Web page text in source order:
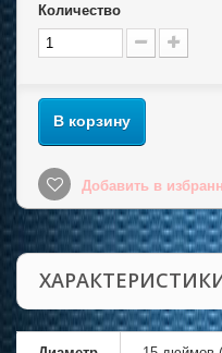
Количество
В корзину
Добавить в